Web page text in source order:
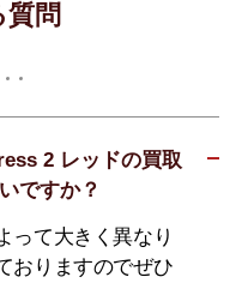
問
2 レッドの買取
ですか？
って大きく異なり
おりますのでぜひ